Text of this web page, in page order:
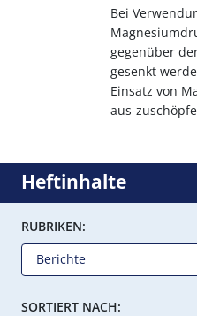
Bei
gegenüber
gesenkt
Einsatz von
aus-
Heftinhalte
RUBRIKEN:
SORTIERT NACH: